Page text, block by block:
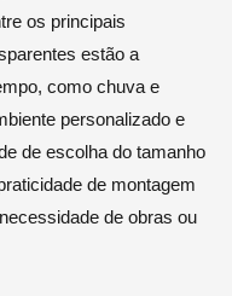
os principais
estão a
como chuva e
personalizado e
de escolha do tamanho
de montagem
de obras ou